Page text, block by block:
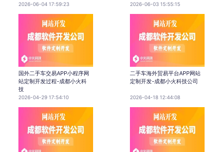
2026-06-04 17:59:23 2026-06-03 15:55:15
国外二手车交易APP小程序网
站定制开发过程-成都小火科
技
2026-04-29 17:54:10
二手车海外贸易平台APP网站
定制开发-成都小火科技公司
2026-04-18 12:44:08